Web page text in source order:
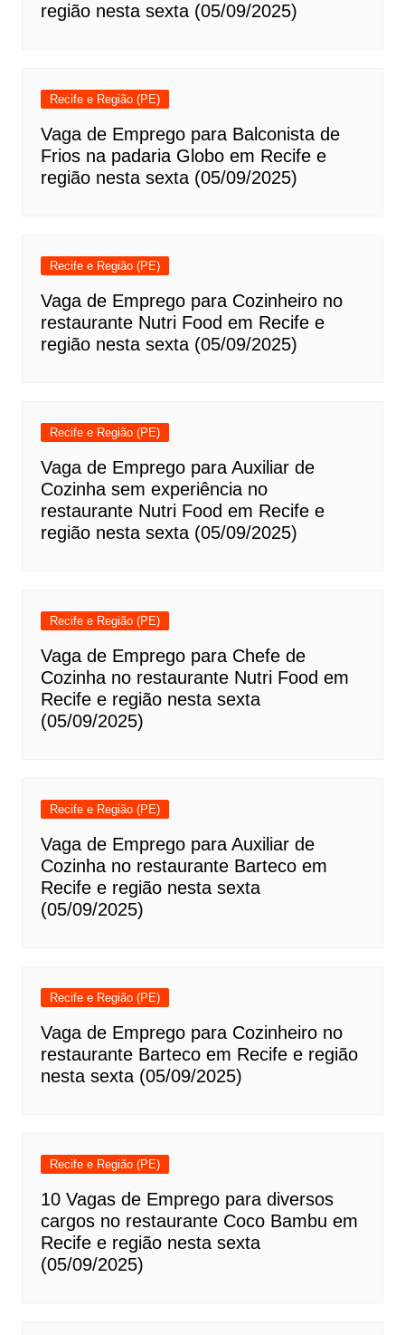
região nesta sexta (05/09/2025)
Recife e Região (PE)
Vaga de Emprego para Balconista de
Frios na padaria Globo em Recife e
região nesta sexta (05/09/2025)
Recife e Região (PE)
Vaga de Emprego para Cozinheiro no
restaurante Nutri Food em Recife e
região nesta sexta (05/09/2025)
Recife e Região (PE)
Vaga de Emprego para Auxiliar de
Cozinha sem experiência no
restaurante Nutri Food em Recife e
região nesta sexta (05/09/2025)
Recife e Região (PE)
Vaga de Emprego para Chefe de
Cozinha no restaurante Nutri Food em
Recife e região nesta sexta
(05/09/2025)
Recife e Região (PE)
Vaga de Emprego para Auxiliar de
Cozinha no restaurante Barteco em
Recife e região nesta sexta
(05/09/2025)
Recife e Região (PE)
Vaga de Emprego para Cozinheiro no
restaurante Barteco em Recife e região
nesta sexta (05/09/2025)
Recife e Região (PE)
10 Vagas de Emprego para diversos
cargos no restaurante Coco Bambu em
Recife e região nesta sexta
(05/09/2025)